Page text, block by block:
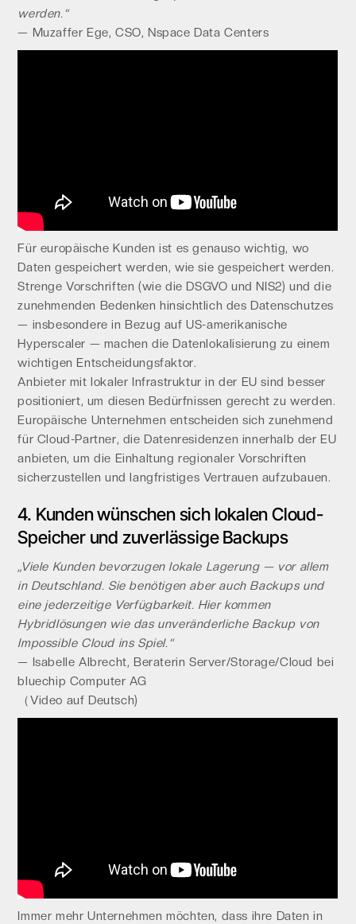
werden.“
— Muzaffer Ege, CSO, Nspace Data Centers
Für europäische Kunden ist es genauso wichtig, wo
Daten gespeichert werden, wie sie gespeichert werden.
Strenge Vorschriften (wie die DSGVO und NIS2) und die
zunehmenden Bedenken hinsichtlich des Datenschutzes
— insbesondere in Bezug auf US-amerikanische
Hyperscaler — machen die Datenlokalisierung zu einem
wichtigen Entscheidungsfaktor.
Anbieter mit lokaler Infrastruktur in der EU sind besser
positioniert, um diesen Bedürfnissen gerecht zu werden.
Europäische Unternehmen entscheiden sich zunehmend
für Cloud-Partner, die Datenresidenzen innerhalb der EU
anbieten, um die Einhaltung regionaler Vorschriften
sicherzustellen und langfristiges Vertrauen aufzubauen.
4. Kunden wünschen sich lokalen Cloud-
Speicher und zuverlässige Backups
„Viele Kunden bevorzugen lokale Lagerung — vor allem
in Deutschland. Sie benötigen aber auch Backups und
eine jederzeitige Verfügbarkeit. Hier kommen
Hybridlösungen wie das unveränderliche Backup von
Impossible Cloud ins Spiel.“
— Isabelle Albrecht, Beraterin Server/Storage/Cloud bei
bluechip Computer AG
（Video auf Deutsch)
Immer mehr Unternehmen möchten, dass ihre Daten in